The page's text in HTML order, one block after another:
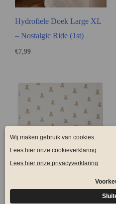
Hydrofiele Doek Large XL
– Nostalgic Ride (1st)
€7,99
Hydrofiele Doek Large XL